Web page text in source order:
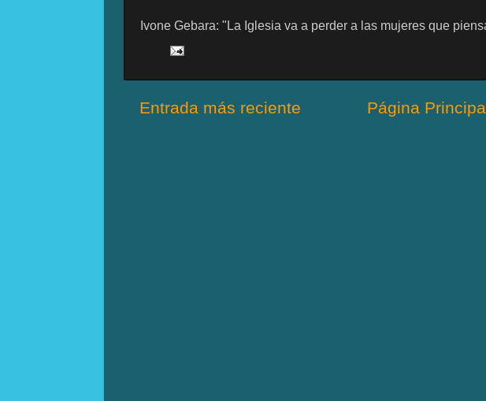
Ivone Gebara: "La Iglesia va a perder a las mujeres que
Entrada más reciente Página